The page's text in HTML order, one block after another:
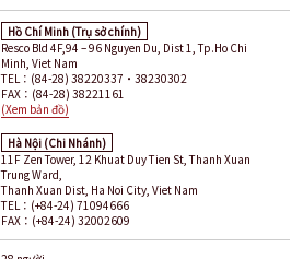
Hồ Chí Minh (Trụ sở chính)
Resco Bld 4F,94 – 96 Nguyen Du, Dist 1, Tp.Ho Chi
Minh, Viet Nam
TEL：(84-28) 38220337・38230302
FAX：(84-28) 38221161
(Xem bản đồ)
Hà Nội (Chi Nhánh)
11F Zen Tower, 12 Khuat Duy Tien St, Thanh Xuan
Trung Ward,
Thanh Xuan Dist, Ha Noi City, Viet Nam
TEL：(+84-24) 71094666
FAX：(+84-24) 32002609